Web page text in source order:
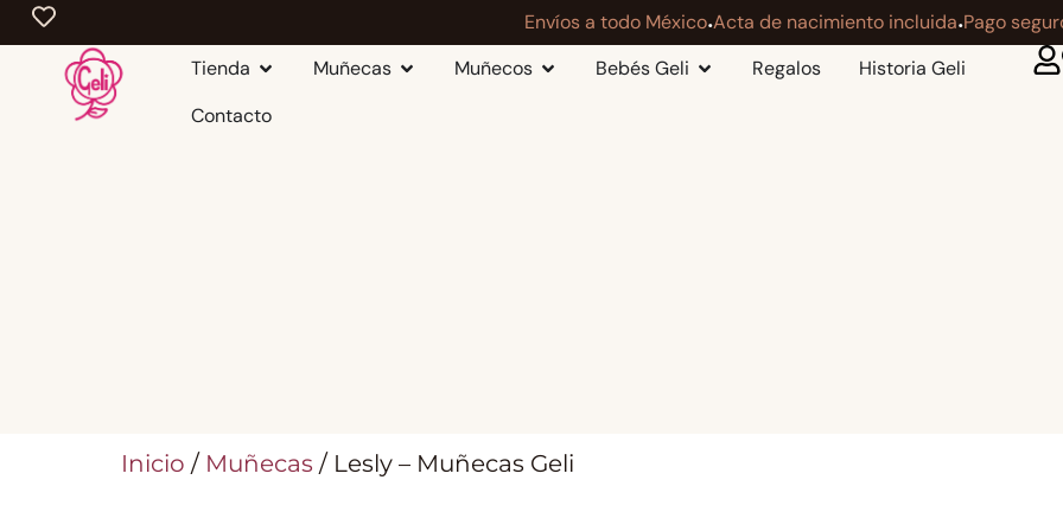
Envíos a todo México·Acta de nacimiento incluida·Pago
Tienda
Muñecas Muñecos Bebés Geli Regalos
Historia Geli
Contacto
Inicio / Muñecas / Lesly – Muñecas Geli